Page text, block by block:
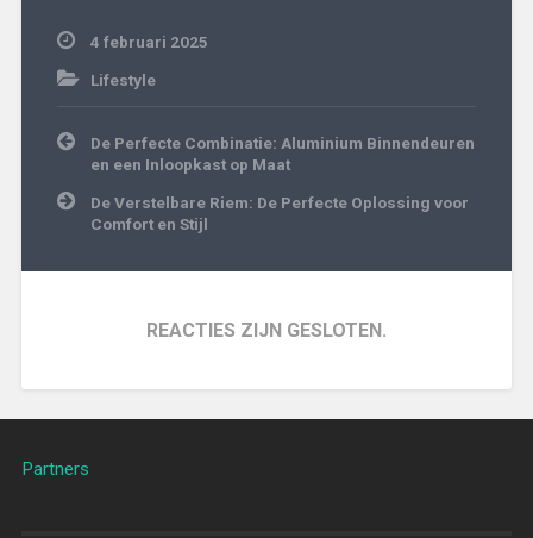
4 februari 2025
Lifestyle
Bericht
navigatie
De Perfecte Combinatie: Aluminium Binnendeuren
en een Inloopkast op Maat
De Verstelbare Riem: De Perfecte Oplossing voor
Comfort en Stijl
REACTIES ZIJN GESLOTEN.
Partners